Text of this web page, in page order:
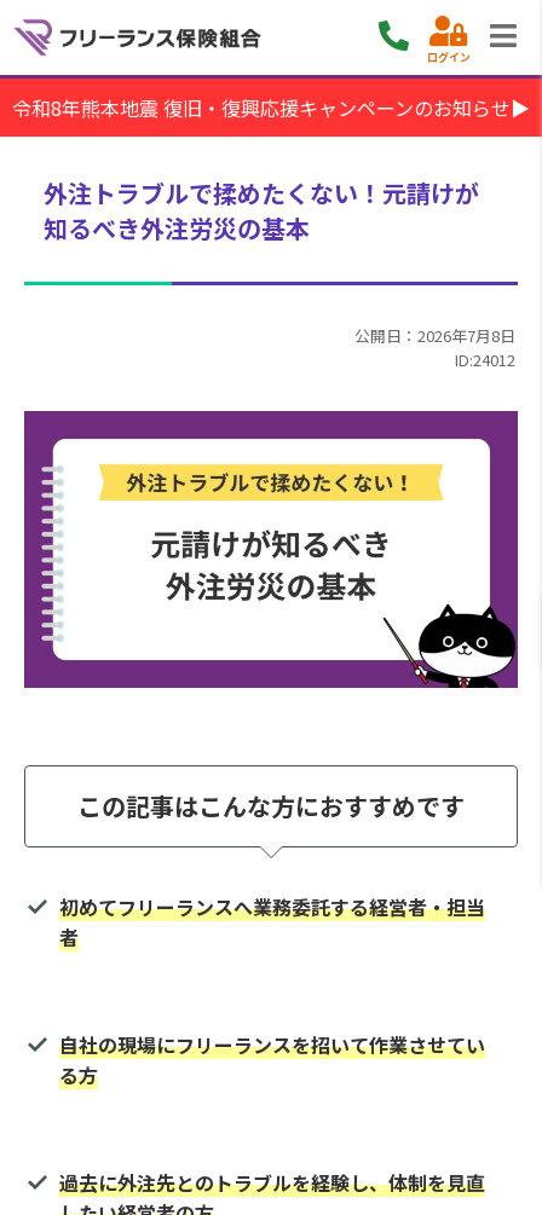
ログイン
令和8年熊本地震 復旧・復興応援キャンペーンのお知らせ▶
外注トラブルで揉めたくない！元請けが
知るべき外注労災の基本
公開日：2026年7月8日
ID:24012
この記事はこんな方におすすめです
初めてフリーランスへ業務委託する経営者・担当
者
自社の現場にフリーランスを招いて作業させてい
る方
過去に外注先とのトラブルを経験し、体制を見直